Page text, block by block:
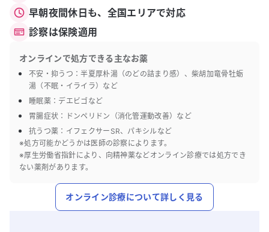
早朝夜間休日も、全国エリアで対応
診察は保険適用
オンラインで処方できる主なお薬
不安・抑うつ：半夏厚朴湯（のどの詰まり感）、柴胡加竜骨牡蛎
湯（不眠・イライラ）など
睡眠薬：デエビゴなど
胃腸症状：ドンペリドン（消化管運動改善）など
抗うつ薬：イフェクサーSR、パキシルなど
※処方可能かどうかは医師の診察によります。
※厚生労働省指針により、向精神薬などオンライン診療では処方でき
ない薬剤があります。
オンライン診療について詳しく見る